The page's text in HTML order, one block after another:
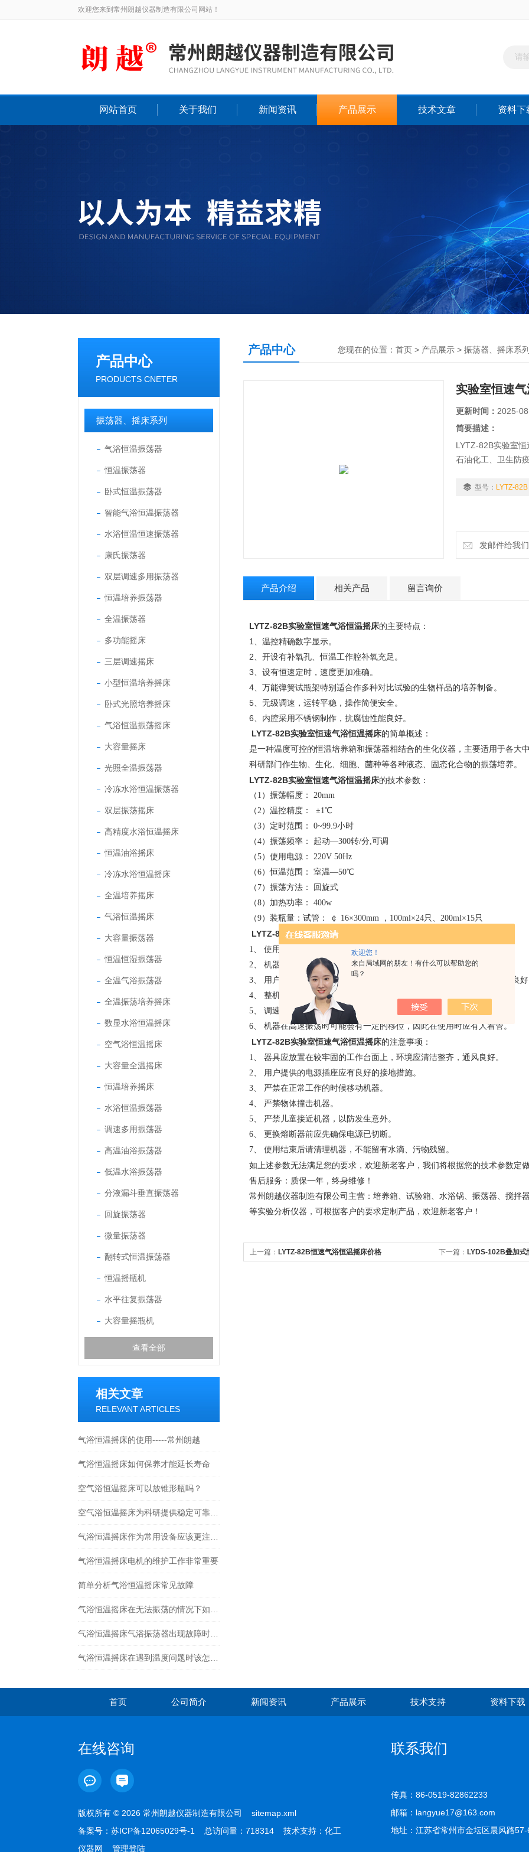
欢迎您！
来自局域网的朋友！有什么可以帮助您的
吗？
欢迎您来到常州朗越仪器制造有限公司网站！
网站首页 关于我们 新闻资讯 产品展示 技术文章 资料下
产品中心
PRODUCTS CNETER
振荡器、摇床系列
气浴恒温振荡器
恒温振荡器
卧式恒温振荡器
智能气浴恒温振荡器
水浴恒温恒速振荡器
康氏振荡器
双层调速多用振荡器
恒温培养振荡器
全温振荡器
多功能摇床
三层调速摇床
小型恒温培养摇床
卧式光照培养摇床
气浴恒温振荡摇床
大容量摇床
光照全温振荡器
冷冻水浴恒温振荡器
双层振荡摇床
高精度水浴恒温摇床
恒温油浴摇床
冷冻水浴恒温摇床
全温培养摇床
气浴恒温摇床
大容量振荡器
恒温恒湿振荡器
全温气浴振荡器
全温振荡培养摇床
数显水浴恒温摇床
空气浴恒温摇床
大容量全温摇床
恒温培养摇床
水浴恒温振荡器
调速多用振荡器
高温油浴振荡器
低温水浴振荡器
分液漏斗垂直振荡器
回旋振荡器
微量振荡器
翻转式恒温振荡器
恒温摇瓶机
水平往复振荡器
大容量摇瓶机
查看全部
相关文章
RELEVANT ARTICLES
气浴恒温摇床的使用-----常州朗越
气浴恒温摇床如何保养才能延长寿命
空气浴恒温摇床可以放锥形瓶吗？
气浴恒温摇床电机的维护工作非常重要
简单分析气浴恒温摇床常见故障
产品中心 您现在的位置： 首页 > 产品展示 > 振荡器、摇床系列
实验室恒速
更新时间： 2025-
简要描述：
LYTZ-82B实验室恒
石油化工、卫生防
型号： LYTZ-82B
发邮件给我
产品介绍 相关产品 留言询价
LYTZ-82B实验室恒速气浴恒温摇床的主要特点：
1、温控精确数字显示。
2、开设有补氧孔、恒温工作腔补氧充足。
3、设有恒速定时，速度更加准确。
4、万能弹簧试瓶架特别适合作多种对比试验的生物样品的培养制备。
5、无级调速，运转平稳，操作简便安全。
6、内腔采用不锈钢制作，抗腐蚀性能良好。
LYTZ-82B实验室恒速气浴恒温摇床的简单概述：
是一种温度可控的恒温培养箱和振荡器相结合的生化仪器，主要适用于各大
科研部门作生物、生化、细胞、菌种等各种液态、固态化合物的振荡培养。
LYTZ-82B实验室恒速气浴恒温摇床的技术参数：
（1） 振荡幅度： 20mm
（2） 温控精度： ±1℃
（3）定时范围： 0~99.9小时
（4）振荡频率： 起动—300转/分,可调
（5） 使用电源： 220V 50Hz
（6）恒温范围： 室温—50℃
（7）振荡方法： 回旋式
（8） 加热功率： 400w
（9）装瓶量：试管： ￠ 16×300mm ， 100ml×24只、200ml×15只
LYTZ-82B恒速气浴恒温摇床价格
1、 使用前请详细阅读本说明书。
2、 机器的工作平面不能过度平滑（例如瓷砖等）。
3、 用户提供的插座的电气额定参数应不小于本机的电气额定参数，并有良
4、 整机严禁在阳光直射的环境中使用。
5、 调速应从低速向高速慢慢起动。
6、 机器在高速振荡时可能会有一定的移位，因此在使用时应有人看管。
LYTZ-82B实验室恒速气浴恒温摇床的注意事项：
1、 器具应放置在较牢固的工作台面上，环境应清洁整齐，通风良好。
2、 用户提供的电源插座应有良好的接地措施。
3、 严禁在正常工作的时候移动机器。
4、 严禁物体撞击机器。
5、 严禁儿童接近机器，以防发生意外。
6、 更换熔断器前应先确保电源已切断。
7、 使用结束后请清理机器，不能留有水滴、污物残留。
如上述参数无法满足您的要求，欢迎新老客户，我们将根据您的技术参数定做
售后服务：质保一年，终身维修！
常州朗越仪器制造有限公司主营：培养箱、试验箱、水浴锅、振荡器、搅拌
等实验分析仪器，可根据客户的要求定制产品，欢迎新老客户！
上一篇： LYTZ-82B恒速气浴恒温摇床价格 下一篇： LYDS-102B叠加式
首页 公司简介 新闻资讯 产品展示 技术支持 资料下载
在线咨询
版权所有 © 2026 常州朗越仪器制造有限公司 sitemap.xml
备案号： 苏ICP备12065029号-1 总访问量：718314 技术支持： 化工
仪器网
管理登陆
联系我们
传真：86-0519-82862233
邮箱：langyue17@163.com
地址：江苏省常州市金坛区晨风路57-